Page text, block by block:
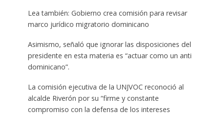
Lea también: Gobierno crea comisión para revisar
marco jurídico migratorio dominicano
Asimismo, señaló que ignorar las disposiciones del
presidente en esta materia es “actuar como un anti
dominicano”.
La comisión ejecutiva de la UNJVOC reconoció al
alcalde Riverón por su “firme y constante
compromiso con la defensa de los intereses